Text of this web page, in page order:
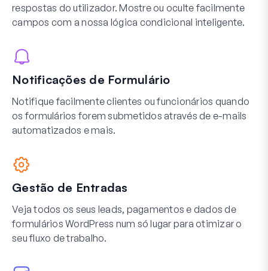
respostas do utilizador. Mostre ou oculte facilmente
campos com a nossa lógica condicional inteligente.
Notificações de Formulário
Notifique facilmente clientes ou funcionários quando
os formulários forem submetidos através de e-mails
automatizados e mais.
Gestão de Entradas
Veja todos os seus leads, pagamentos e dados de
formulários WordPress num só lugar para otimizar o
seu fluxo de trabalho.